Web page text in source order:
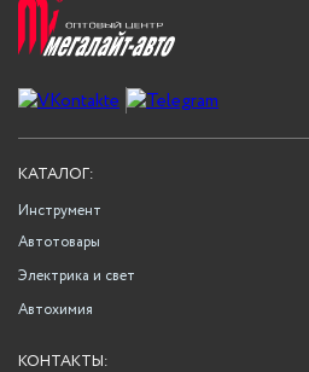
КАТАЛОГ:
Инструмент
Автотовары
Электрика и свет
Автохимия
КОНТАКТЫ: